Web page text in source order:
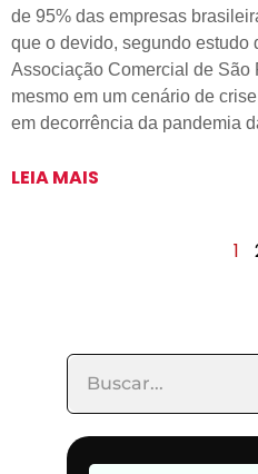
de 95% das empresas
que o devido, segundo estudo
Associação Comercial de São
mesmo em um cenário de
em decorrência da pandemia
LEIA MAIS
1